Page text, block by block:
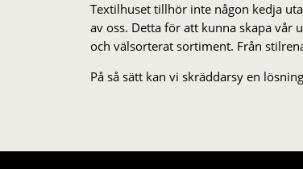
Textilhuset tillhör inte någon kedja
av oss. Detta för att kunna skapa vår
och välsorterat sor­ti­ment. Från
På så sätt kan vi skräddarsy en